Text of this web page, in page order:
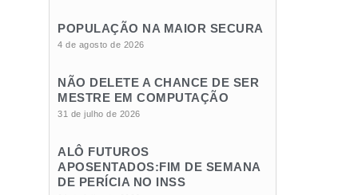
POPULAÇÃO NA MAIOR SECURA
4 de agosto de 2026
NÃO DELETE A CHANCE DE SER
MESTRE EM COMPUTAÇÃO
31 de julho de 2026
ALÔ FUTUROS
APOSENTADOS:FIM DE SEMANA
DE PERÍCIA NO INSS